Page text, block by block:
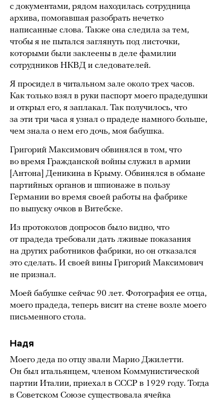
с документами, рядом находилась сотрудница
архива, помогавшая разобрать нечетко
написанные слова. Также она следила за тем,
чтобы я не пытался заглянуть под листочки,
которыми были заклеены в деле фамилии
сотрудников НКВД и следователей.
Я просидел в читальном зале около трех часов.
Как только взял в руки паспорт моего прадедушки
и открыл его, я заплакал. Так получилось, что
за эти три часа я узнал о прадеде намного больше,
чем знала о нем его дочь, моя бабушка.
Григорий Максимович обвинялся в том, что
во время Гражданской войны служил в армии
[Антона] Деникина в Крыму. Обвинялся в обмане
партийных органов и шпионаже в пользу
Германии во время своей работы на фабрике
по выпуску очков в Витебске.
Из протоколов допросов было видно, что
от прадеда требовали дать лживые показания
на других работников фабрики, но он отказался
это сделать. И своей вины Григорий Максимович
не признал.
Моей бабушке сейчас 90 лет. Фотография ее отца,
моего прадеда, теперь висит на стене возле моего
письменного стола.
Надя
Моего деда по отцу звали Марио Джилетти.
Он был итальянцем, членом Коммунистической
партии Италии, приехал в СССР в 1929 году. Тогда
в Советском Союзе существовала ячейка